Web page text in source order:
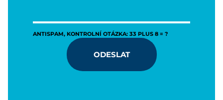
ANTISPAM, KONTROLNÍ OTÁZKA: 33 PLUS 8 = ?
ODESLAT